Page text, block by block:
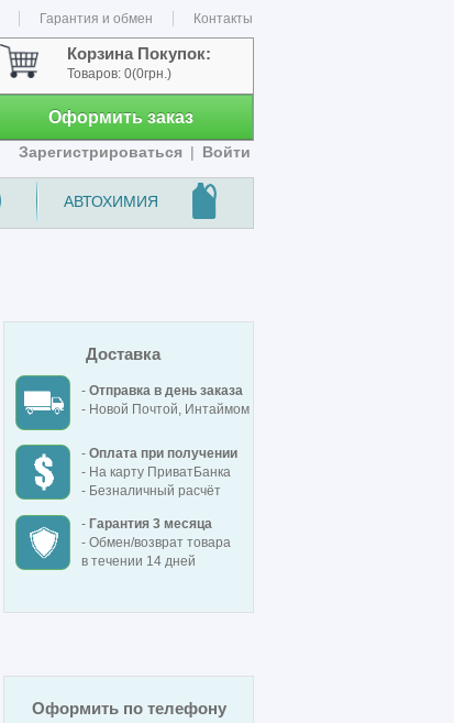
Гарантия и обмен Контакты
Корзина Покупок:
Товаров: 0(0грн.)
Оформить заказ
Зарегистрироваться | Войти
АВТОХИМИЯ
Доставка
- Отправка в день заказа
- Новой Почтой, Интаймом
- Оплата при получении
- На карту ПриватБанка
- Безналичный расчёт
- Гарантия 3 месяца
- Обмен/возврат товара
в течении 14 дней
Оформить по телефону